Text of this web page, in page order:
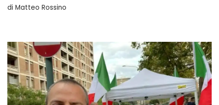
di Matteo Rossino